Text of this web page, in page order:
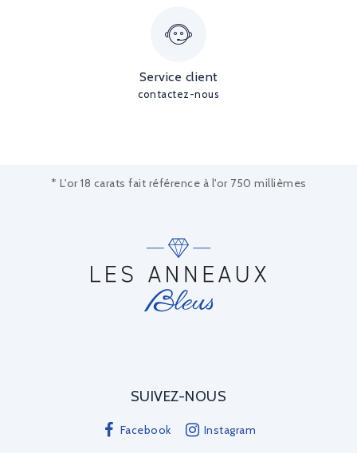
Service client
contactez-nous
* L'or 18 carats fait référence à l'or 750 millièmes
SUIVEZ-NOUS
Facebook Instagram